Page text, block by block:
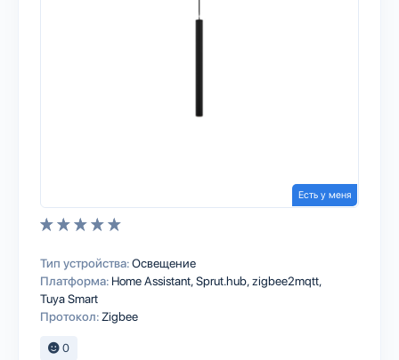
Есть у меня
Тип устройства:Освещение
Платформа: Home AssistantSprut.hubzigbee2mqtt
Tuya Smart
Протокол: Zigbee
0